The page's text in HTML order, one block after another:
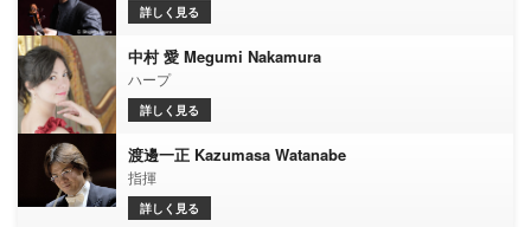
詳しく見る
中村 愛 Megumi Nakamura
ハープ
詳しく見る
渡邊一正 Kazumasa Watanabe
指揮
詳しく見る